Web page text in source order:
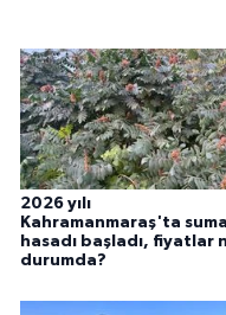
2026 yılı
Kahramanmaraş'ta
hasadı başladı, fiyatlar
durumda?